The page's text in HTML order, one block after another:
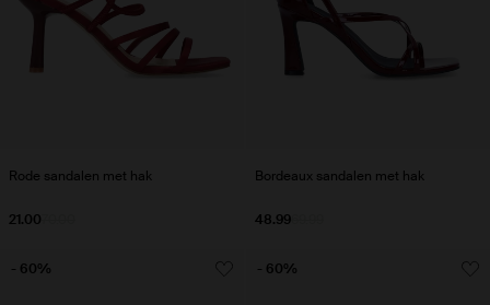
Rode sandalen met hak
21.00
Bordeaux sandalen met hak
48.99
- 60% - 60%